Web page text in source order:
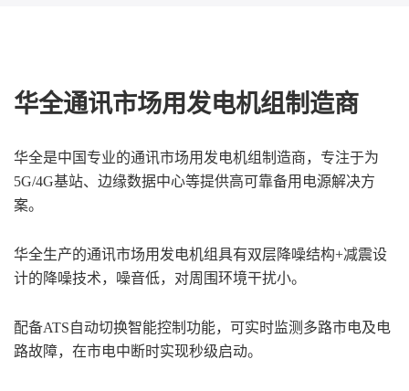
华全通讯市场用发电机组制造商
华全是中国专业的通讯市场用发电机组制造商，专注于为
5G/4G基站、边缘数据中心等提供高可靠备用电源解决方
案。
华全生产的通讯市场用发电机组具有双层降噪结构+减震设
计的降噪技术‌，噪音低，对周围环境干扰小。
配备ATS自动切换智能控制功能，可实时监测多路市电及电
路故障，在市电中断时实现秒级启动。